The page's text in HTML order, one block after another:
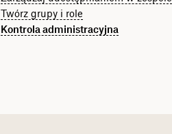
Twórz grupy i role
Kontrola administracyjna